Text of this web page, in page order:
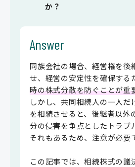
か？
Answer
同族会社の場合、経営権を後
せ、経営の安定性を確保する
時の株式分散を防ぐことが重
しかし、共同相続人の一人だ
を相続させると、後継者以外
分の侵害を争点としたトラブ
それもあるため、注意が必要
この記事では、相続株式の議